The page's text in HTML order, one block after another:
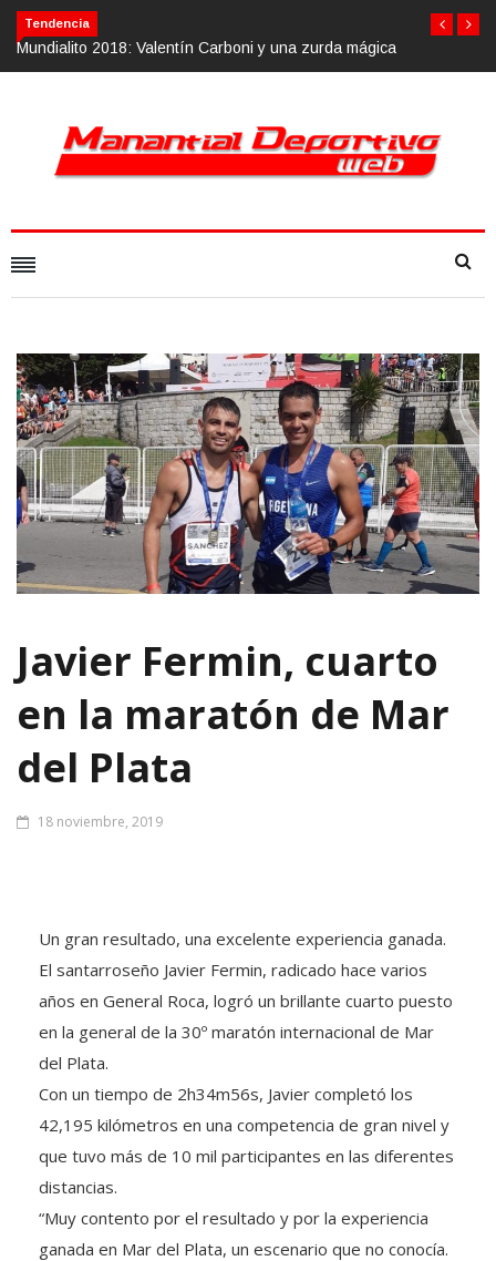
Tendencia
Carboni y una zurda mágicaCalvario Race 2018, 10 de noviembre
Javier Fermin, cuarto
en la maratón de Mar
del Plata
18 noviembre, 2019
Un gran resultado, una excelente experiencia ganada.
El santarroseño Javier Fermin, radicado hace varios
años en General Roca, logró un brillante cuarto puesto
en la general de la 30º maratón internacional de Mar
del Plata.
Con un tiempo de 2h34m56s, Javier completó los
42,195 kilómetros en una competencia de gran nivel y
que tuvo más de 10 mil participantes en las diferentes
distancias.
“Muy contento por el resultado y por la experiencia
ganada en Mar del Plata, un escenario que no conocía.